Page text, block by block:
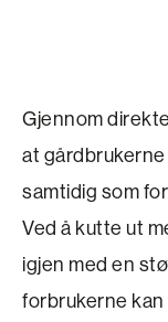
Gjennom
at
samtidig som
Ved å kutte ut
igjen med en
forbrukerne